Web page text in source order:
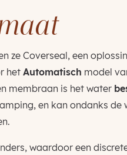
ze Coverseal, een
het Automatisch model
membraan is het water
en kan ondanks de
waardoor een